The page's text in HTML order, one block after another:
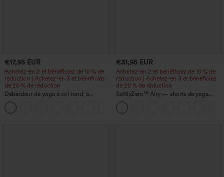
€17,95 EUR
Achetez-en 2 et bénéficiez de 10 % de
réduction | Achetez-en 3 et bénéficiez
de 20 % de réduction
Débardeur de yoga à col rond, à
fronces, effet rafraîchissant - UPF50+
€31,95 EUR
Achetez-en 2 et bénéficiez de 10 % de
réduction | Achetez-en 3 et bénéficiez
de 20 % de réduction
SoftlyZero™ Airy — shorts de yoga
super taille haute 2-en-1 InstantCool
avec poches